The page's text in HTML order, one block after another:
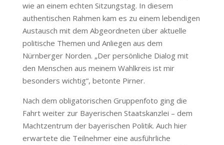
wie an einem echten Sitzungstag. In diesem
authentischen Rahmen kam es zu einem lebendigen
Austausch mit dem Abgeordneten über aktuelle
politische Themen und Anliegen aus dem
Nürnberger Norden. „Der persönliche Dialog mit
den Menschen aus meinem Wahlkreis ist mir
besonders wichtig“, betonte Pirner.
Nach dem obligatorischen Gruppenfoto ging die
Fahrt weiter zur Bayerischen Staatskanzlei – dem
Machtzentrum der bayerischen Politik. Auch hier
erwartete die Teilnehmer eine ausführliche